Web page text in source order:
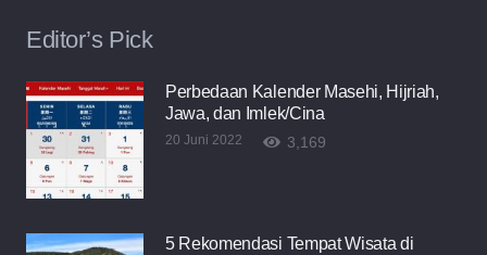
Editor’s Pick
Perbedaan Kalender Masehi, Hijriah,
Jawa, dan Imlek/Cina
20 Juni 2022 3,169
5 Rekomendasi Tempat Wisata di